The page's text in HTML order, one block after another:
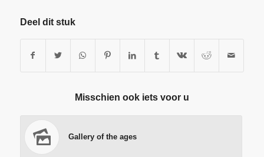
Deel dit stuk
Misschien ook iets voor u
Gallery of the ages